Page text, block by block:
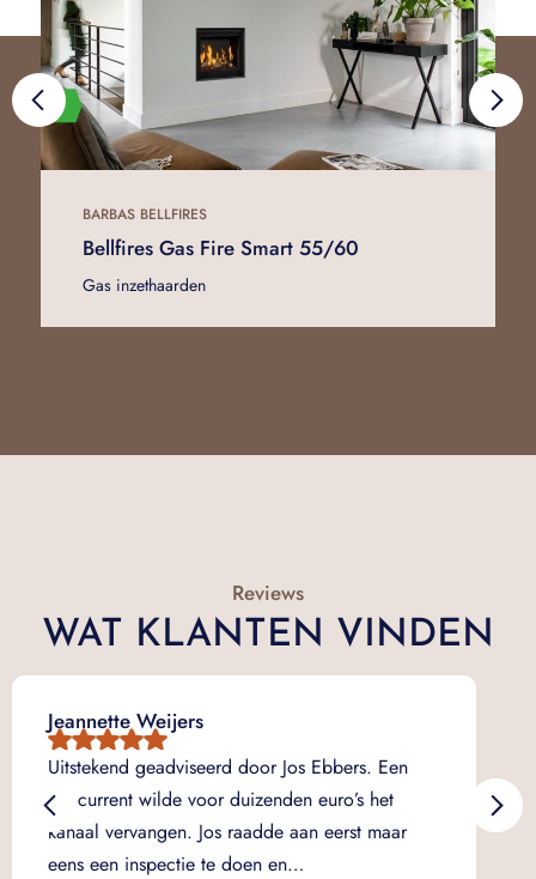
BARBAS BELLFIRES
Bellfires Gas Fire Smart 55/60
Gas inzethaarden
Reviews
WAT KLANTEN VINDEN
Jeannette Weijers
Uitstekend geadviseerd door Jos Ebbers. Een
concurrent wilde voor duizenden euro’s het
kanaal vervangen. Jos raadde aan eerst maar
eens een inspectie te doen en…